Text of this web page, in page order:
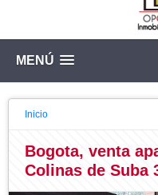
MENÚ
Inicio
Bogota, venta
Colinas de Suba